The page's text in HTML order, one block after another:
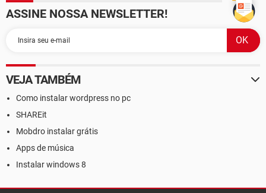
ASSINE NOSSA NEWSLETTER!
VEJA TAMBÉM
Como instalar wordpress no pc
SHAREit
Mobdro instalar grátis
Apps de música
Instalar windows 8